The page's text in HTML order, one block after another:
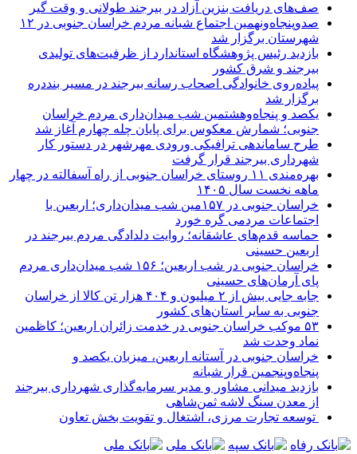
صف‌های دریافت بنزین آزاد در بیرجند طولانی و وقت گیر
صدوپنجاه‌ونهمین اجتماع شبانه مردم خراسان جنوبی در ۱۲
شهرستان برگزار شد
بازدید رئیس پژوهشگاه استاندارد از ظرفیت‌های تولیدی
بیرجند و شرق کشور
پیاده‌روی خانوادگی اصحاب رسانه بیرجند در مسیر بنددره
برگزار شد
یکصد و پنجاه‌وهشتمین شب میدان‌داری مردم خراسان
جنوبی؛ شمارش معکوس برای پایان چله چهارم آغاز شد
طرح ساماندهی ترافیکی ورودی مهرشهر در دستور کار
شهرداری بیرجند قرار گرفت
بهره‌مندی ۱۱ روستای خراسان جنوبی از راه آسفالته در چهار
ماهه نخست سال ۱۴۰۵
خراسان جنوبی در ۱۵۷مین شب میدان‌داری؛ اربعین با
اجتماعات مردمی گره خورد
حماسه قدم‌های عاشقانه؛ روایت دلدادگی مردم بیرجند در
اربعین حسینی
خراسان جنوبی در شب اربعین؛ ۱۵۶ شب میدان‌داری مردم
پای آرمان‌های حسینی
جابه جایی بیش از ۲ میلیون و ۴۰۴ هزار تن کالا از خراسان
جنوبی به سایر استان‌های کشور
۵۳ موکب خراسان جنوبی در خدمت زائران اربعین؛ کاظمین
نماد وحدت شد
خراسان جنوبی در آستانه اربعین، میزبان یکصد و
پنجاه‌وپنجمین قرار شبانه
بازدید میدانی مشاور و مدیر سرمایه‌گذاری شهرداری بیرجند
از معدن سنگ لاشه ثمن‌شاهی
توسعه تجارت مرزی، اشتغال و تقویت بخش تعاون